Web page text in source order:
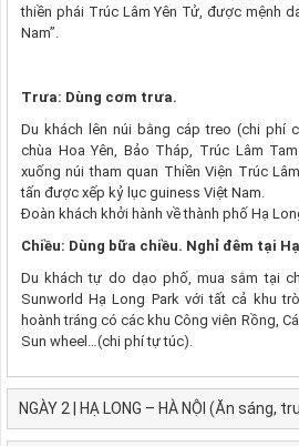
thiền phái Trúc Lâm Yên Tử, được mệnh
Nam”.
Trưa: Dùng cơm trưa.
Du khách lên núi bằng cáp treo (chi phí
chùa Hoa Yên, Bảo Tháp, Trúc Lâm
xuống núi tham quan Thiền Viện Trúc
tấn được xếp kỷ lục guiness Việt Nam.
Đoàn khách khởi hành về thành phố Hạ
Chiều: Dùng bữa chiều. Nghỉ đêm tại
Du khách tự do dạo phố, mua sắm tại
Sunworld Hạ Long Park với tất cả khu
hoành tráng có các khu Công viên Rồng,
Sun wheel…(chi phí tự túc).
NGÀY 2 | HẠ LONG – HÀ NỘI (Ăn sáng,